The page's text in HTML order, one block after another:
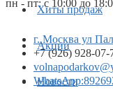
пн - пт: с 10:00 до
г. Москва ул
+7 (926) 928-07-
Хиты продаж
Акции
Новости